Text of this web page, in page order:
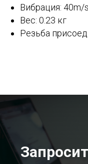
Вибрация: 40m/
Вес: 0.23 кг
Резьба